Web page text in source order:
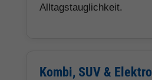
Alltagstauglichkeit.
Kombi, SUV & Elektro